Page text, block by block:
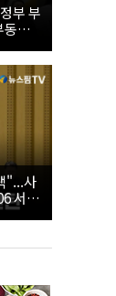
부 부
동산
"...사
서울